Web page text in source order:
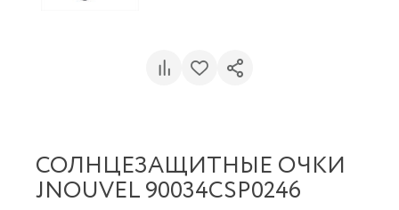
СОЛНЦЕЗАЩИТНЫЕ ОЧКИ
JNOUVEL 90034CSP0246